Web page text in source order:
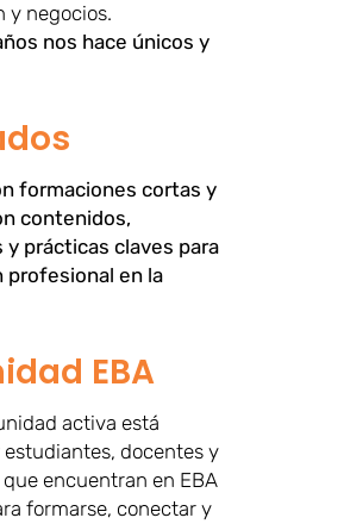
y negocios.
nos hace únicos y
formaciones cortas y
contenidos,
y prácticas claves para
profesional en la
EBA
activa está
docentes y
encuentran en EBA
formarse, conectar y